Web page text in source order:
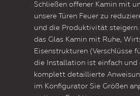
Schließen offener Kamin mit
unsere Türen Feuer zu
und die Produktivität steigern.
das Glas Kamin mit Ruhe,
Eisenstrukturen (Verschlüsse
die Installation ist einfach und
komplett detaillierte
im Konfigurator Sie Größen